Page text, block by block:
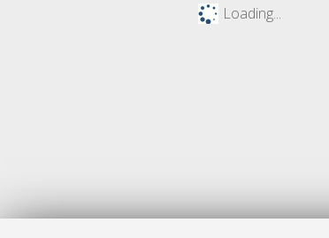
Loading...